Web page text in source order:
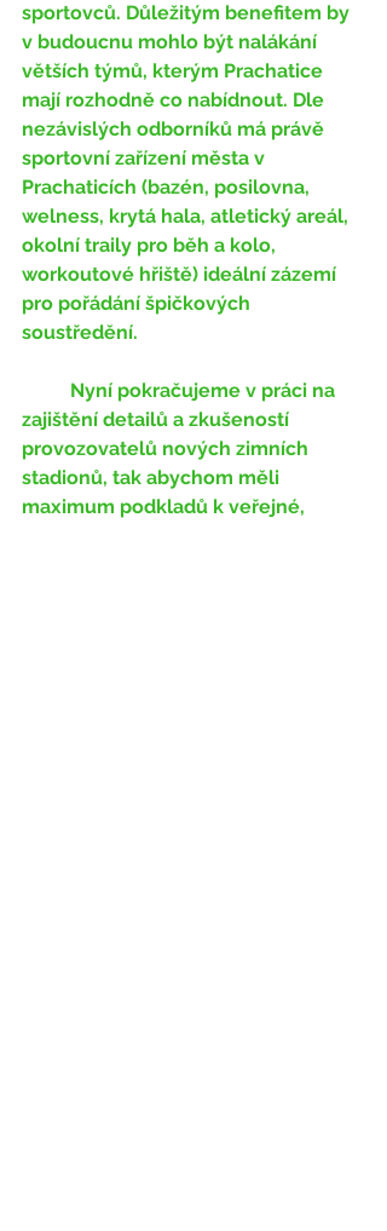
sportovců. Důležitým benefitem by
v budoucnu mohlo být nalákání
větších týmů, kterým Prachatice
mají rozhodně co nabídnout. Dle
nezávislých odborníků má právě
sportovní zařízení města v
Prachaticích (bazén, posilovna,
welness, krytá hala, atletický areál,
okolní traily pro běh a kolo,
workoutové hřiště) ideální zázemí
pro pořádání špičkových
soustředění.
zajištění detailů a zkušeností
provozovatelů nových zimních
stadionů, tak abychom měli
maximum podkladů k veřejné,